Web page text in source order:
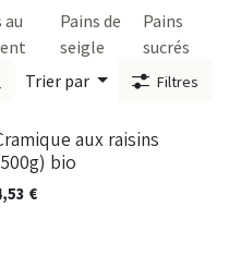
au
Pains de
seigle
Pains
sucrés
Trier par
Filtres
aux raisins
bio
€